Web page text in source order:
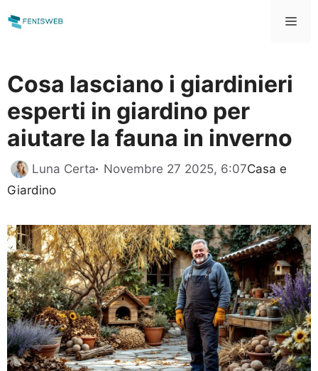
al
Cosa lasciano i giardinieri
esperti in giardino per
aiutare la fauna in inverno
Luna Certa Novembre 27 2025, 6:07Categorie
Casa e
Giardino